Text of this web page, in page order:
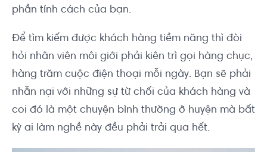
phần tính cách của bạn.
Để tìm kiếm được khách hàng tiềm năng thì đòi
hỏi nhân viên môi giới phải kiên trì gọi hàng chục,
hàng trăm cuộc điện thoại mỗi ngày. Bạn sẽ phải
nhẫn nại với những sự từ chối của khách hàng và
coi đó là một chuyện bình thường ở huyện mà bất
kỳ ai làm nghề này đều phải trải qua hết.